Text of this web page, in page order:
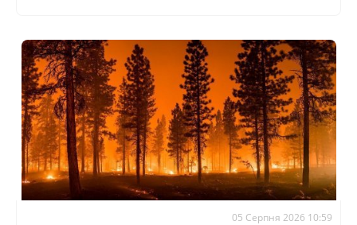
05 Серпня 2026 10:59